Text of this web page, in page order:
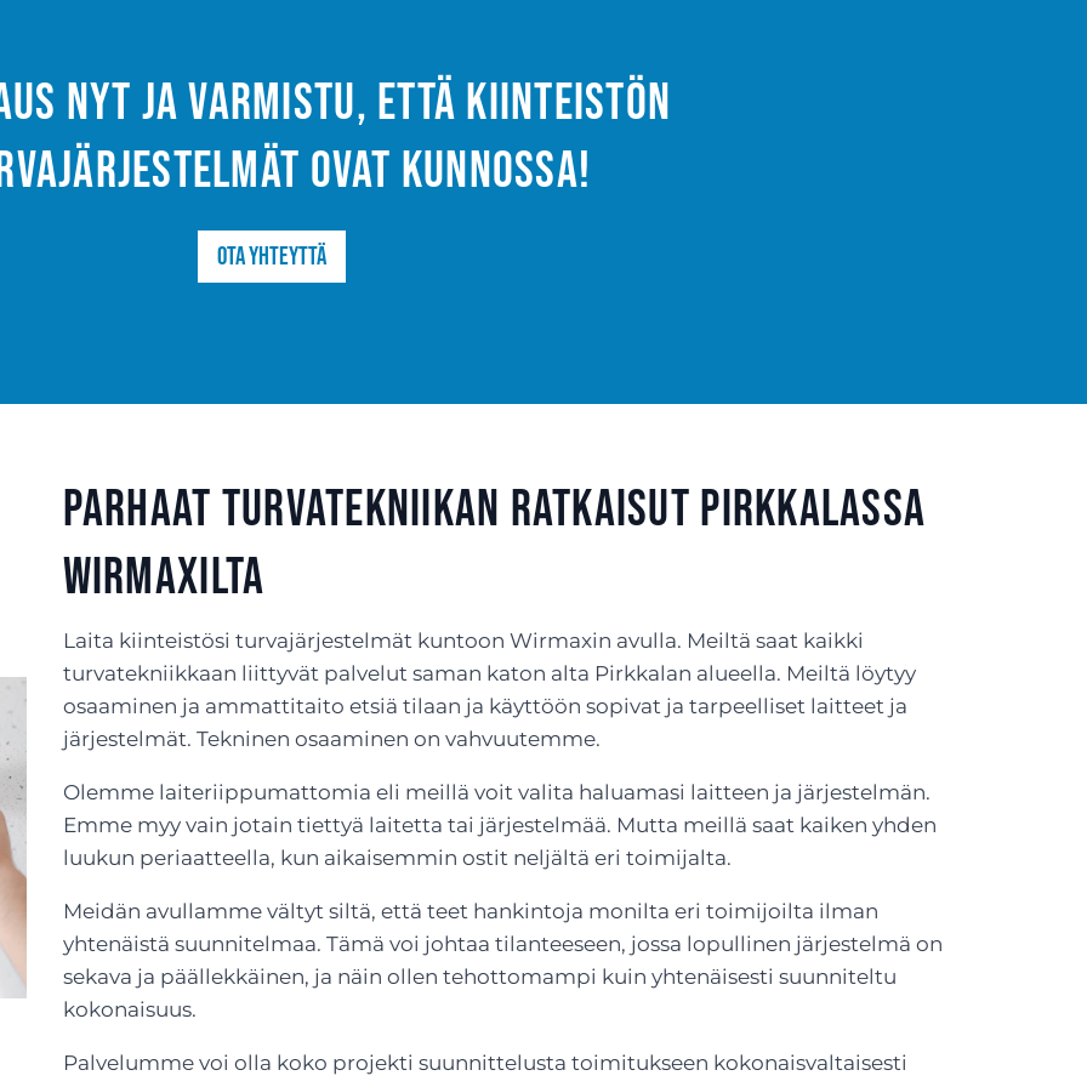
nyt ja varmistu, että kiinteistön
ovat kunnossa!
Ota yhteyttä
Parhaat turvatekniikan ratkaisut Pirkkalassa
Wirmaxilta
Laita kiinteistösi turvajärjestelmät kuntoon Wirmaxin avulla. Meiltä saat kaikki
turvatekniikkaan liittyvät palvelut saman katon alta Pirkkalan alueella. Meiltä löytyy
osaaminen ja ammattitaito etsiä tilaan ja käyttöön sopivat ja tarpeelliset laitteet ja
järjestelmät. Tekninen osaaminen on vahvuutemme.
Olemme laiteriippumattomia eli meillä voit valita haluamasi laitteen ja järjestelmän.
Emme myy vain jotain tiettyä laitetta tai järjestelmää. Mutta meillä saat kaiken yhden
luukun periaatteella, kun aikaisemmin ostit neljältä eri toimijalta.
Meidän avullamme vältyt siltä, että teet hankintoja monilta eri toimijoilta ilman
yhtenäistä suunnitelmaa. Tämä voi johtaa tilanteeseen, jossa lopullinen järjestelmä on
sekava ja päällekkäinen, ja näin ollen tehottomampi kuin yhtenäisesti suunniteltu
kokonaisuus.
Palvelumme voi olla koko projekti suunnittelusta toimitukseen kokonaisvaltaisesti